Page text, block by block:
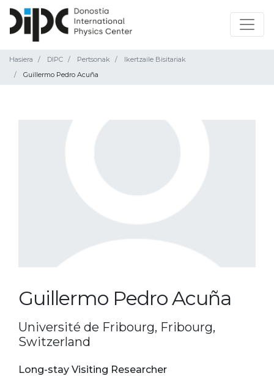
Hasiera DIPC Pertsonak
Ikertzaile Bisitariak
Guillermo Pedro Acuña
Guillermo Pedro Acuña
Université de Fribourg, Fribourg,
Switzerland
Long-stay Visiting Researcher